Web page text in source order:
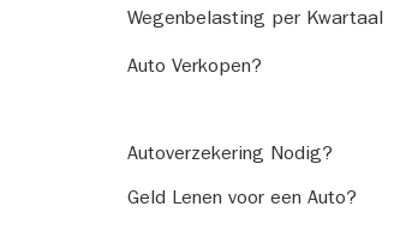
Wegenbelasting per Kwartaal
Auto Verkopen?
Autoverzekering Nodig?
Geld Lenen voor een Auto?